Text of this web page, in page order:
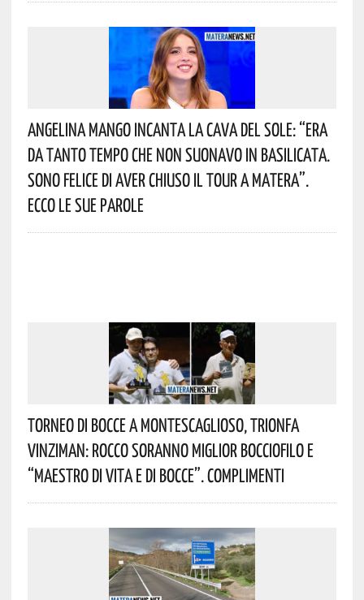
Angelina Mango Incanta La Cava Del Sole: “era
Da Tanto Tempo Che Non Suonavo In Basilicata.
Sono Felice Di Aver Chiuso Il Tour A Matera”.
Ecco Le Sue Parole
Torneo Di Bocce A Montescaglioso, Trionfa
Vinziman: Rocco Soranno Miglior Bocciofilo E
“Maestro Di Vita E Di Bocce”. Complimenti